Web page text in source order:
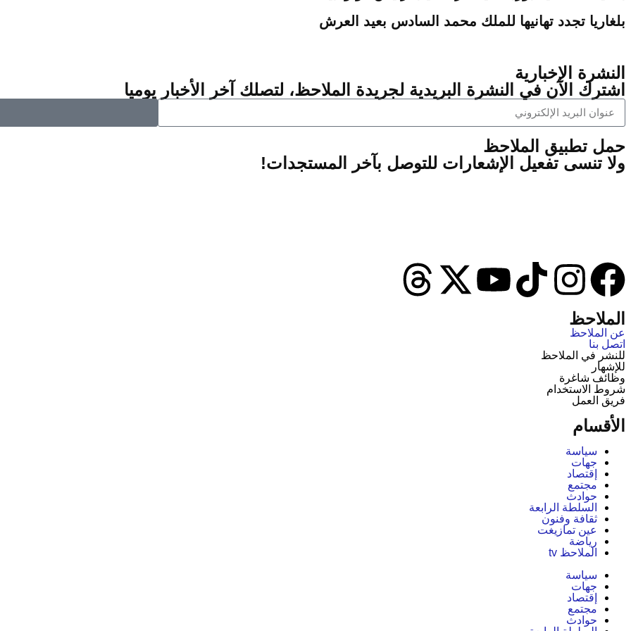
بلغاريا تجدد تهانيها للملك محمد السادس بعيد العرش
النشرة الإخبارية
اشترك الآن في النشرة البريدية لجريدة الملاحظ، لتصلك آخر الأخبار يوميا
‫حمل تطبيق الملاحظ
ولا تنسى تفعيل الإشعارات للتوصل بآخر المستجدات!
الملاحظ
عن الملاحظ
اتصل بنا
للنشر في الملاحظ
للإشهار
وظائف شاغرة
شروط الاستخدام
فريق العمل
الأقسام
سياسة
جهات
إقتصاد
مجتمع
حوادث
السلطة الرابعة
ثقافة وفنون
عين تمازيغت
رياضة
الملاحظ tv
سياسة
جهات
إقتصاد
مجتمع
حوادث